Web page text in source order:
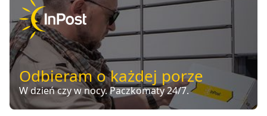
Odbieram o każdej porze
W dzień czy w nocy. Paczkomaty 24/7.